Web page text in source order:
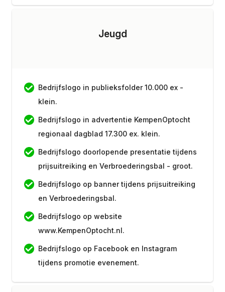
Jaarlijkste evaluatie met afgevaardigde van
Jeugd
Bedrijfslogo in publieksfolder 10.000 ex -
klein.
Bedrijfslogo in advertentie KempenOptocht
regionaal dagblad 17.300 ex. klein.
Bedrijfslogo doorlopende presentatie tijdens
prijsuitreiking en Verbroederingsbal - groot.
Bedrijfslogo op banner tijdens prijsuitreiking
en Verbroederingsbal.
Bedrijfslogo op website
www.KempenOptocht.nl.
Bedrijfslogo op Facebook en Instagram
tijdens promotie evenement.